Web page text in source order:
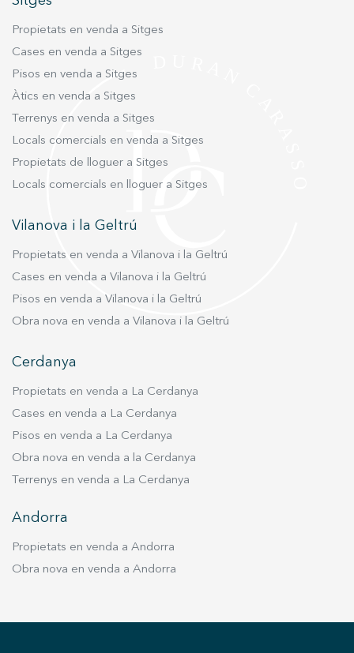
Propietats en venda a Sitges
Cases en venda a Sitges
Pisos en venda a Sitges
Àtics en venda a Sitges
Terrenys en venda a Sitges
Locals comercials en venda a Sitges
Propietats de lloguer a Sitges
Locals comercials en lloguer a Sitges
Vilanova i la Geltrú
Propietats en venda a Vilanova i la Geltrú
Cases en venda a Vilanova i la Geltrú
Pisos en venda a Vilanova i la Geltrú
Obra nova en venda a Vilanova i la Geltrú
Cerdanya
Propietats en venda a La Cerdanya
Cases en venda a La Cerdanya
Pisos en venda a La Cerdanya
Obra nova en venda a la Cerdanya
Terrenys en venda a La Cerdanya
Andorra
Propietats en venda a Andorra
Obra nova en venda a Andorra
Marketing i publicitat
informació sobre les preferències i les eleccions personals
de l'usuari a través de l'observació continuada dels seus
hàbits de navegació. Gràcies a elles, podem conèixer els
hàbits de navegació al lloc web i mostrar publicitat
relacionada amb el perfil de navegació de l'usuari.